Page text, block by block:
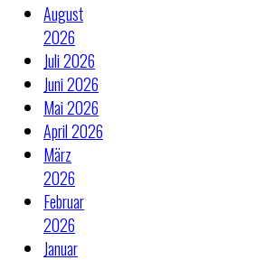
August
2026
Juli 2026
Juni 2026
Mai 2026
April 2026
März
2026
Februar
2026
Januar